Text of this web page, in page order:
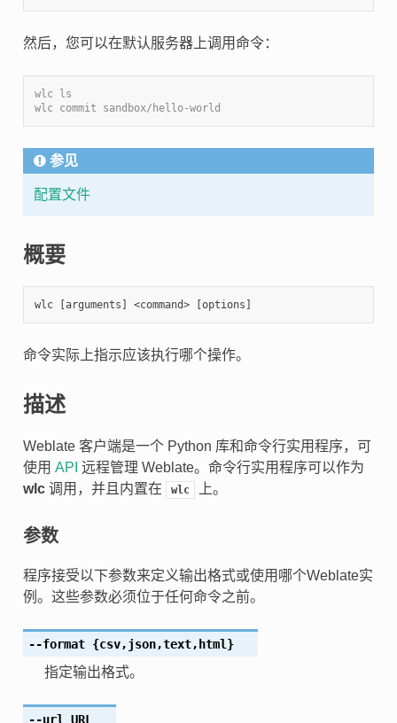
然后，您可以在默认服务器上调用命令：
wlc ls
wlc commit sandbox/hello-world
参见
配置文件
概要
命令实际上指示应该执行哪个操作。
描述
Weblate 客户端是一个 Python 库和命令行实用程序，可
使用 API 远程管理 Weblate。命令行实用程序可以作为
wlc调用，并且内置在 wlc 上。
参数
程序接受以下参数来定义输出格式或使用哪个Weblate实
例。这些参数必须位于任何命令之前。
--format{csv,json,text,html}
指定输出格式。
--url URL